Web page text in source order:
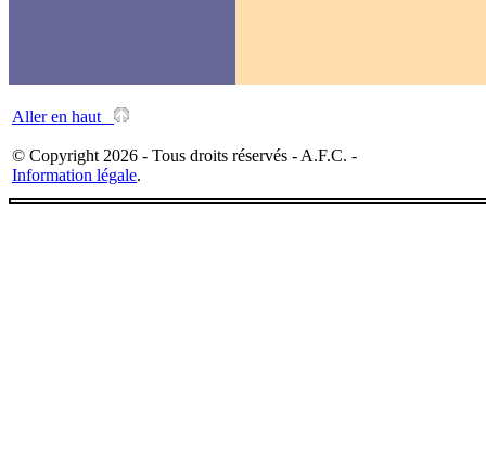
Aller en haut
© Copyright 2026 - Tous droits réservés - A.F.C. -
Information légale.